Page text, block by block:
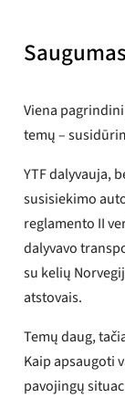
Viena
temų –
YTF dalyvauja,
susisiekimo
reglamento II
dalyvavo
su kelių
atstovais.
Temų daug,
Kaip apsaugoti
pavojingų